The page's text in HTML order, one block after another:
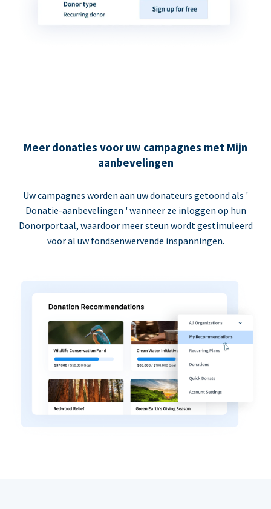
Meer donaties voor uw campagnes met Mijn
aanbevelingen
Uw campagnes worden aan uw donateurs getoond als '
Donatie-aanbevelingen ' wanneer ze inloggen op hun
Donorportaal, waardoor meer steun wordt gestimuleerd
voor al uw fondsenwervende inspanningen.